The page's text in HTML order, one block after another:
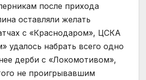
после прихода
оставляли желать
с «Краснодаром», ЦСКА
удалось набрать всего одно
дерби с «Локомотивом»,
не проигрывавшим